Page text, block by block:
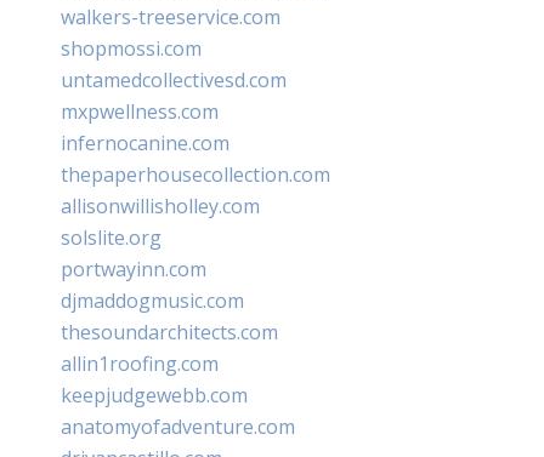
walkers-treeservice.com
shopmossi.com
untamedcollectivesd.com
mxpwellness.com
infernocanine.com
thepaperhousecollection.com
allisonwillisholley.com
solslite.org
portwayinn.com
djmaddogmusic.com
thesoundarchitects.com
allin1roofing.com
keepjudgewebb.com
anatomyofadventure.com